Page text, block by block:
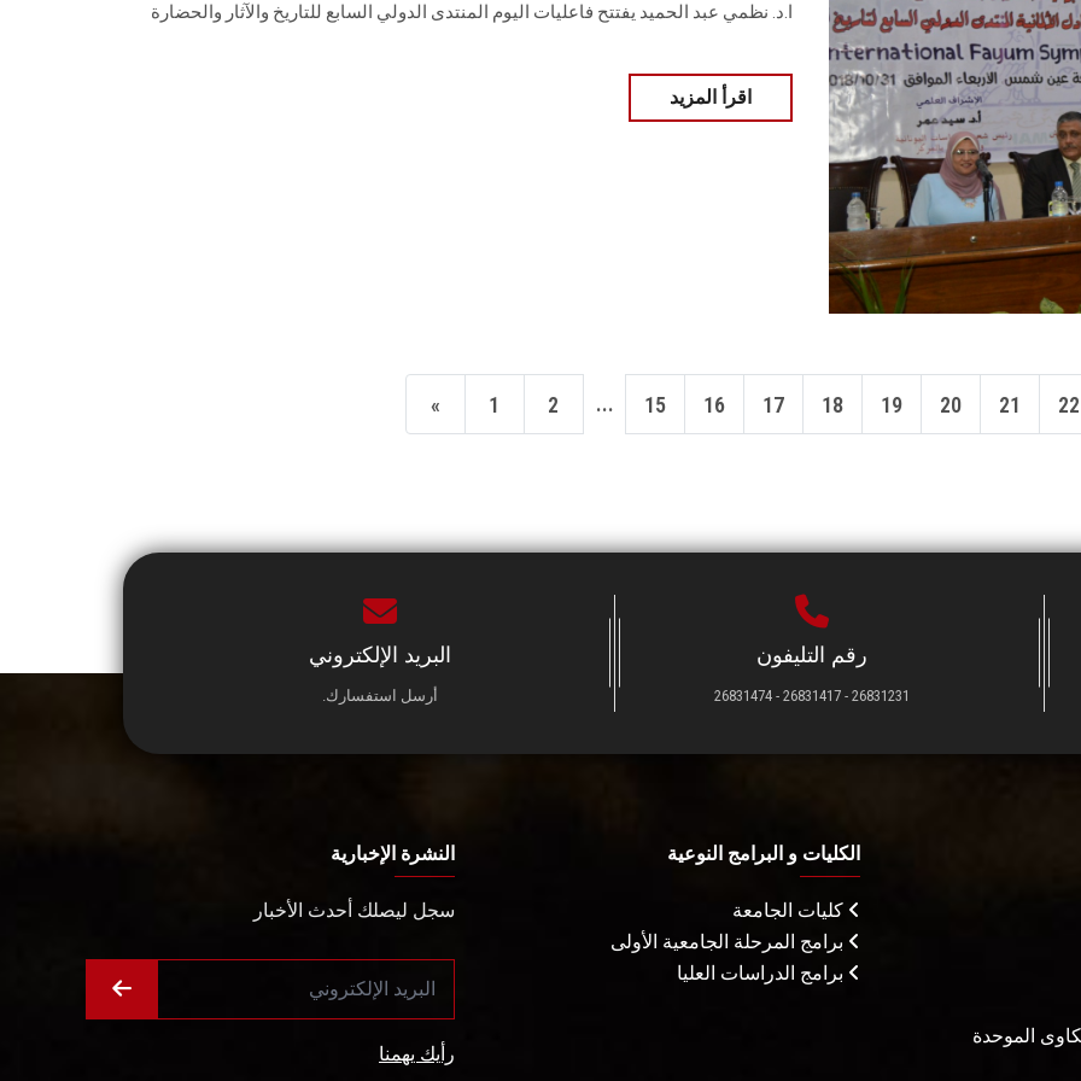
ا.د. نظمي عبد الحميد يفتتح فاعليات اليوم المنتدى الدولي السابع للتاريخ والآثار والحضارة
اقرأ المزيد
« 1 2 ... 15 16 17 18 19 20 21 22
رقم التليفون
26831231 - 26831417 - 26831474
البريد الإلكتروني
أرسل استفسارك.
الموحدة
الكليات و البرامج النوعية
كليات الجامعة
برامج المرحلة الجامعية الأولى
برامج الدراسات العليا
النشرة الإخبارية
سجل ليصلك أحدث الأخبار
رأيك يهمنا